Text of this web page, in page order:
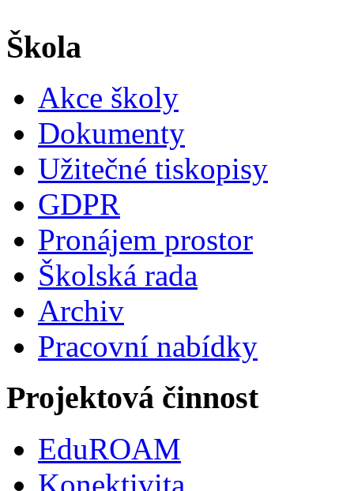
Škola
Akce školy
Dokumenty
Užitečné tiskopisy
GDPR
Pronájem prostor
Školská rada
Archiv
Pracovní nabídky
Projektová činnost
EduROAM
Konektivita